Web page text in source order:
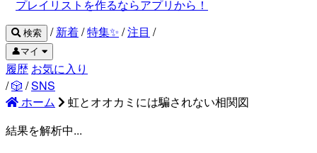
プレイリストを作るならアプリから！
検索 / 新着/特集✨ /注目 /
👤マイ
履歴 お気に入り
/🎲 /SNS
ホーム
虹とオオカミには騙されない相関図
結果を解析中...